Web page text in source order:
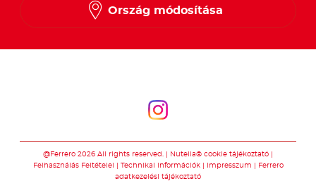
Ország módosítása
@Ferrero 2026 All rights reserved.
Nutella® cookie tájékoztató
Felhasználás Feltételei
Technikai információk Impresszum
Ferrero
adatkezelési tájékoztató